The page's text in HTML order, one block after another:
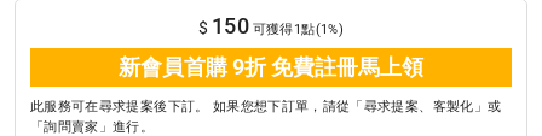
$ 150 可獲得1點(1%)
新會員首購 9折 免費註冊馬上領
此服務可在尋求提案後下訂。 如果您想下訂單，請從「尋求提案、客製化」或
「詢問賣家」進行。